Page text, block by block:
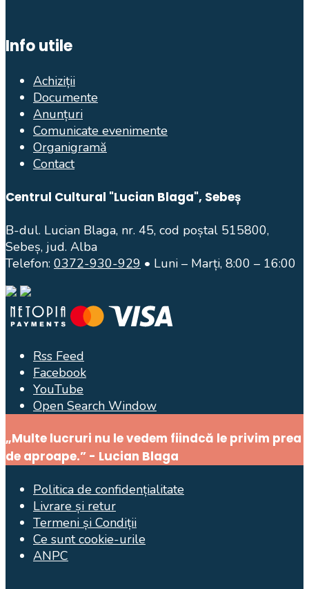
Info utile
Achiziții
Documente
Anunțuri
Comunicate evenimente
Organigramă
Contact
Centrul Cultural "Lucian Blaga", Sebeș
B-dul. Lucian Blaga, nr. 45, cod poștal 515800,
Sebeș, jud. Alba
Telefon: 0372-930-929 • Luni – Marți, 8:00 – 16:00
Rss Feed
Facebook
YouTube
Open Search Window
„Multe lucruri nu le vedem fiindcă le privim prea
de aproape.” - Lucian Blaga
Politica de confidențialitate
Livrare și retur
Termeni și Condiții
Ce sunt cookie-urile
ANPC